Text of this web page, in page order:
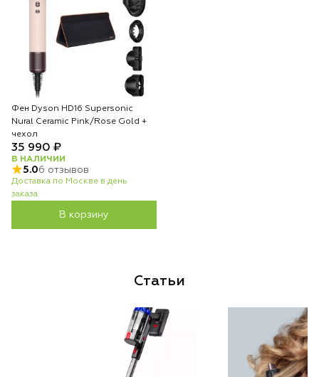
Фен Dyson HD16 Supersonic
Nural Ceramic Pink/Rose Gold +
чехол
35 990 ₽
В НАЛИЧИИ
5.06 отзывов
Доставка по Москве в день
заказа.
В корзину
Статьи